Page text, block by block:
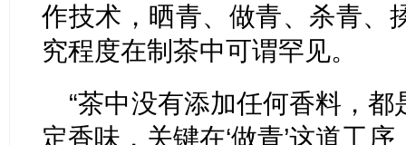
作技术，晒青、做青、杀青、
究程度在制茶中可谓罕见。
“茶中没有添加任何香料，
定香味，关键在‘做青’这道工